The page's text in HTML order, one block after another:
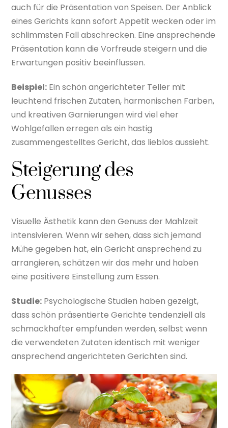
auch für die Präsentation von Speisen. Der Anblick
eines Gerichts kann sofort Appetit wecken oder im
schlimmsten Fall abschrecken. Eine ansprechende
Präsentation kann die Vorfreude steigern und die
Erwartungen positiv beeinflussen.
Beispiel: Ein schön angerichteter Teller mit
leuchtend frischen Zutaten, harmonischen Farben,
und kreativen Garnierungen wird viel eher
Wohlgefallen erregen als ein hastig
zusammengestelltes Gericht, das lieblos aussieht.
Steigerung des
Genusses
Visuelle Ästhetik kann den Genuss der Mahlzeit
intensivieren. Wenn wir sehen, dass sich jemand
Mühe gegeben hat, ein Gericht ansprechend zu
arrangieren, schätzen wir das mehr und haben
eine positivere Einstellung zum Essen.
Studie: Psychologische Studien haben gezeigt,
dass schön präsentierte Gerichte tendenziell als
schmackhafter empfunden werden, selbst wenn
die verwendeten Zutaten identisch mit weniger
ansprechend angerichteten Gerichten sind.